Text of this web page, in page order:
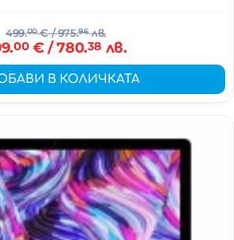
499.00€/ 975.96лв.
00€ / 780.38 лв.
В КОЛИЧКАТА